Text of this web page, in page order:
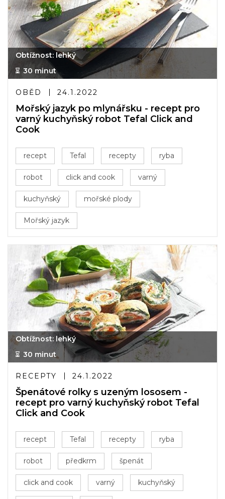
Obtížnost: lehký
30 minut
OBĚD 24.1.2022
Mořský jazyk po mlynářsku - recept pro
varný kuchyňský robot Tefal Click and
Cook
recept Tefal recepty ryba
robot click and cook varný
kuchyňský mořské plody
Mořský jazyk
Obtížnost: lehký
30 minut
RECEPTY 24.1.2022
Špenátové rolky s uzeným lososem -
recept pro varný kuchyňský robot Tefal
Click and Cook
recept Tefal recepty ryba
robot předkrm špenát
click and cook varný kuchyňský